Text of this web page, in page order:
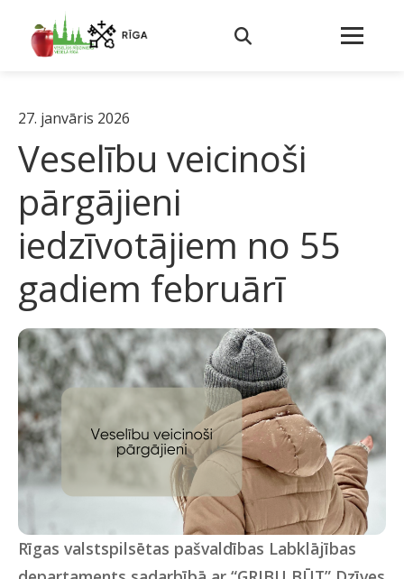
27. janvāris 2026
Veselību veicinoši
pārgājieni
iedzīvotājiem no 55
gadiem februārī
Rīgas valstspilsētas pašvaldības Labklājības